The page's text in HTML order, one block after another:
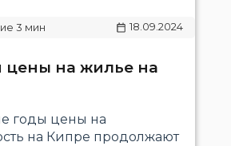
18.09.2024
цены на жилье на
годы цены на
на Кипре продолжают